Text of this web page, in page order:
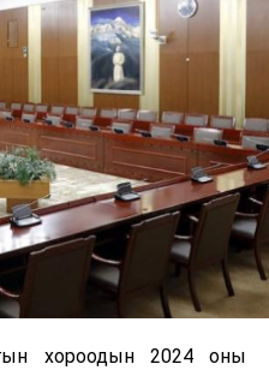
хороодын 2024 оны